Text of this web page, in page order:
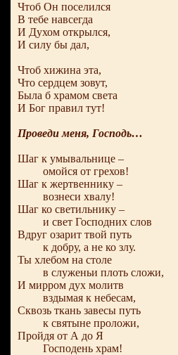
Чтоб Он поселился
В тебе навсегда
И Духом открылся,
И силу бы дал,
Чтоб хижина эта,
Что сердцем зовут,
Была б храмом света
И Бог правил тут!
Проведи меня, Господь…
Шаг к умывальнице –
омойся от грехов!
Шаг к жертвеннику –
вознеси хвалу!
Шаг ко светильнику –
и свет Господних слов
Вдруг озарит твой путь
к добру, а не ко злу.
Ты хлебом на столе
в служеньи плоть сложи,
И мирром дух молитв
вздымая к небесам,
Сквозь ткань завесы путь
к святыне проложи,
Пройдя от А до Я
Господень храм!